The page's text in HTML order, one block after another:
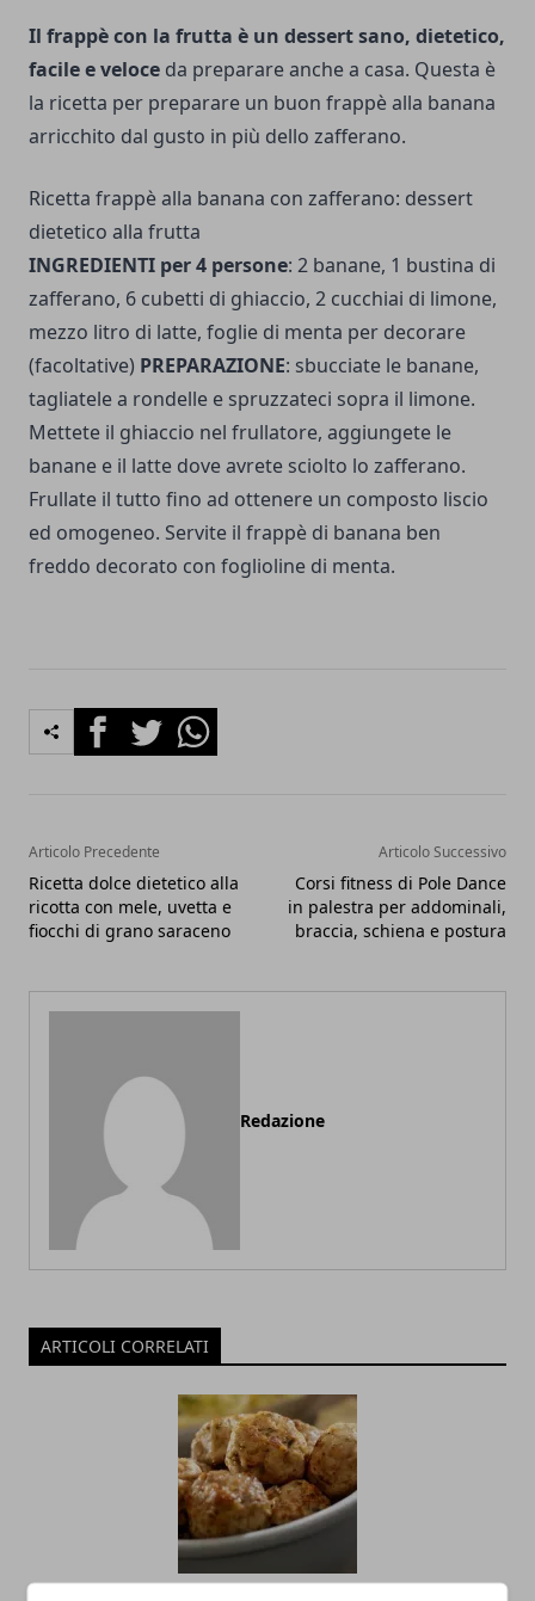
Il frappè con la frutta è un dessert sano, dietetico,
facile e veloce da preparare anche a casa. Questa è
la ricetta per preparare un buon frappè alla banana
arricchito dal gusto in più dello zafferano.
Ricetta frappè alla banana con zafferano: dessert
dietetico alla frutta
INGREDIENTI per 4 persone: 2 banane, 1 bustina di
zafferano, 6 cubetti di ghiaccio, 2 cucchiai di limone,
mezzo litro di latte, foglie di menta per decorare
(facoltative) PREPARAZIONE: sbucciate le banane,
tagliatele a rondelle e spruzzateci sopra il limone.
Mettete il ghiaccio nel frullatore, aggiungete le
banane e il latte dove avrete sciolto lo zafferano.
Frullate il tutto fino ad ottenere un composto liscio
ed omogeneo. Servite il frappè di banana ben
freddo decorato con foglioline di menta.
FacebookTwitterWhatsapp
Articolo Precedente
Ricetta dolce dietetico alla
ricotta con mele, uvetta e
fiocchi di grano saraceno
Articolo Successivo
Corsi fitness di Pole Dance
in palestra per addominali,
braccia, schiena e postura
Redazione
ARTICOLI CORRELATI